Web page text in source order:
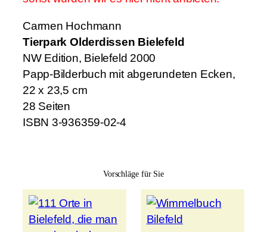
Carmen Hochmann
Tierpark Olderdissen Bielefeld
NW Edition, Bielefeld 2000
Papp-Bilderbuch mit abgerundeten Ecken,
22 x 23,5 cm
28 Seiten
ISBN 3-936359-02-4
Vorschläge für Sie